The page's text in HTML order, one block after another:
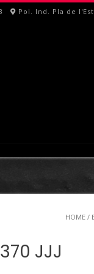
Pol. Ind. Pla de
HOME /
JJJ